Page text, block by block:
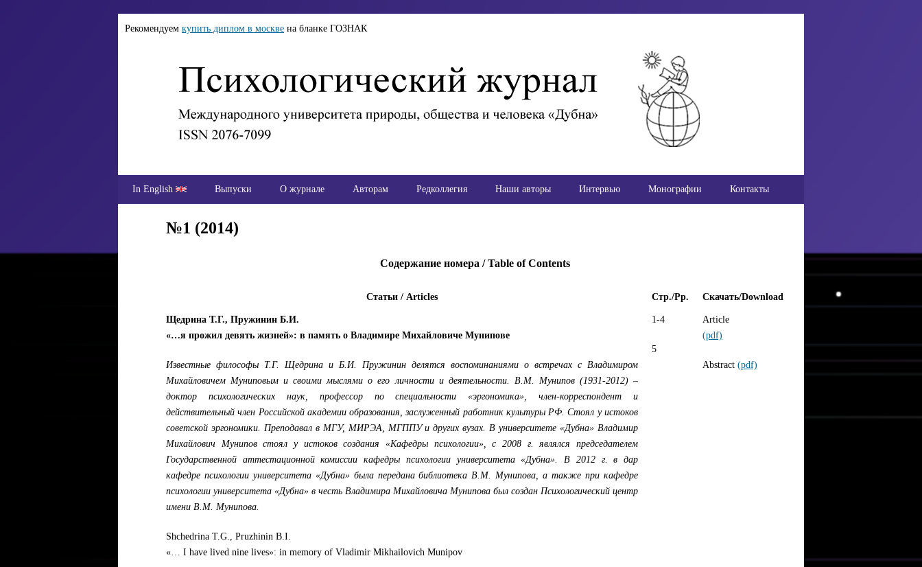
Рекомендуем купить диплом в москве на бланке ГОЗНАК
In English Выпуски О журнале Авторам Редколлегия Наши авторы Интервью Монографии Контакты
№1 (2014)
Содержание номера / Table of Contents
Статьи / Articles Стр./Pp. Скачать/Download
Щедрина Т.Г., Пружинин Б.И.
«…я прожил девять жизней»: в память о Владимире Михайловиче Мунипове
Известные философы Т.Г. Щедрина и Б.И. Пружинин делятся воспоминаниями о встречах с Владимиром
Михайловичем Муниповым и своими мыслями о его личности и деятельности. В.М. Мунипов (1931-2012) –
доктор психологических наук, профессор по специальности «эргономика», член-корреспондент и
действительный член Российской академии образования, заслуженный работник культуры РФ. Стоял у истоков
советской эргономики. Преподавал в МГУ, МИРЭА, МГППУ и других вузах. В университете «Дубна» Владимир
Михайлович Мунипов стоял у истоков создания «Кафедры психологии», с 2008 г. являлся председателем
Государственной аттестационной комиссии кафедры психологии университета «Дубна». В 2012 г. в дар
кафедре психологии университета «Дубна» была передана библиотека В.М. Мунипова, а также при кафедре
психологии университета «Дубна» в честь Владимира Михайловича Мунипова был создан Психологический центр
имени В.М. Мунипова.
Shchedrina T.G., Pruzhinin B.I.
«… I have lived nine lives»: in memory of Vladimir Mikhailovich Munipov
1-4
5
Article
(pdf)
Abstract (pdf)